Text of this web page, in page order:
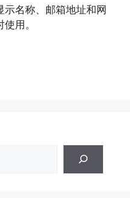
名称、邮箱地址和网
用。